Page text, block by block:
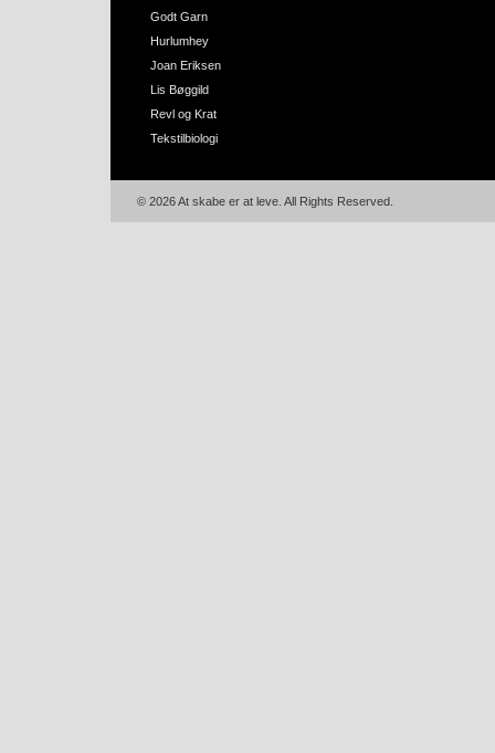
Godt Garn
Hurlumhey
Joan Eriksen
Lis Bøggild
Revl og Krat
Tekstilbiologi
© 2026 At skabe er at leve. All Rights Reserved.